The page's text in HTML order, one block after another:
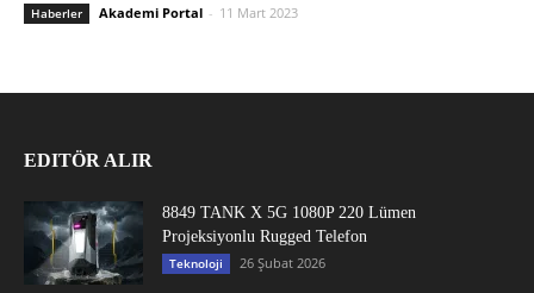
Haberler Akademi Portal - 11 Mart 2023
EDITÖR ALIR
8849 TANK X 5G 1080P 220 Lümen
Projeksiyonlu Rugged Telefon
Teknoloji 26 Şubat 2026